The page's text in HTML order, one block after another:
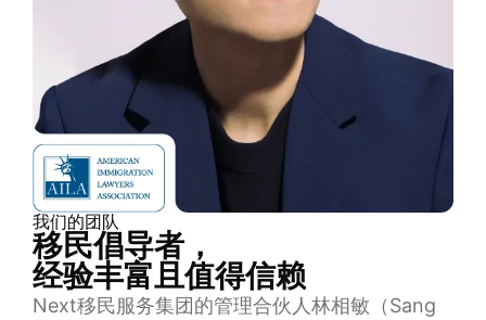
我们的团队
移民倡导者，
经验丰富且值得信赖
Next移民服务集团的管理合伙人林相敏（Sang